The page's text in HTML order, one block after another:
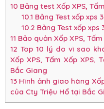
10 Bảng test Xốp XPS,
10.1 Bảng Test xốp xps
10.2 Bảng Test xốp
11 Bảo quản Xốp XPS, Tấm
12 Top 10 lý do vì sao
Xốp XPS, Tấm Xốp XPS,
Bắc Giang
13 Hình ảnh giao hàng
của Cty Triệu Hổ tại Bắc